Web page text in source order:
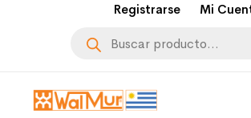
Registrarse Mi